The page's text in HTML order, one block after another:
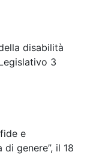
disabilità
3
e
genere”, il 18